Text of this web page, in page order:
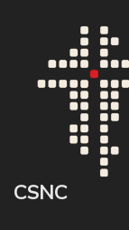
CSNC